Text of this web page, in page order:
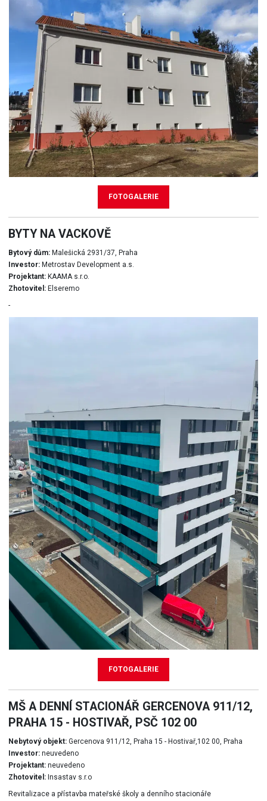
FOTOGALERIE
FOTOGALERIE
BYTY NA VACKOVĚ
Bytový dům:Malešická 2931/37, Praha
Investor:Metrostav Development a.s.
Projektant:KAAMA s.r.o.
Zhotovitel:Elseremo
-
MŠ A DENNÍ STACIONÁŘ GERCENOVA 911/12,
PRAHA 15 - HOSTIVAŘ, PSČ 102 00
Nebytový objekt:Gercenova 911/12, Praha 15 - Hostivař,102 00, Praha
Investor:neuvedeno
Projektant:neuvedeno
Zhotovitel:Insastav s.r.o
Revitalizace a přístavba mateřské školy a denního stacionáře